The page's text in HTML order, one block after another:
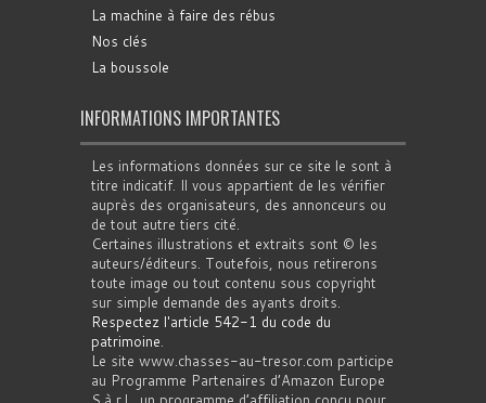
La machine à faire des rébus
Nos clés
La boussole
INFORMATIONS IMPORTANTES
Les informations données sur ce site le sont à
titre indicatif. Il vous appartient de les vérifier
auprès des organisateurs, des annonceurs ou
de tout autre tiers cité.
Certaines illustrations et extraits sont © les
auteurs/éditeurs. Toutefois, nous retirerons
toute image ou tout contenu sous copyright
sur simple demande des ayants droits.
Respectez l'article 542-1 du code du
patrimoine.
Le site www.chasses-au-tresor.com participe
au Programme Partenaires d’Amazon Europe